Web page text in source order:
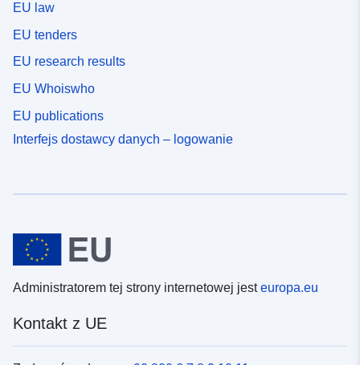
EU law
EU tenders
EU research results
EU Whoiswho
EU publications
Interfejs dostawcy danych – logowanie
Administratorem tej strony internetowej jesteuropa.eu
Kontakt z UE